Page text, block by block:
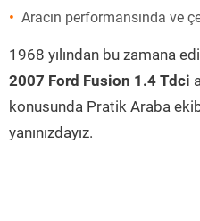
Aracın performansında ve
1968 yılından bu zamana
2007 Ford Fusion 1.4 Tdci
konusunda Pratik Araba
yanınızdayız.